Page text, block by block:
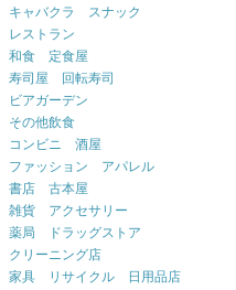
キャバクラ スナック
レストラン
和食 定食屋
寿司屋 回転寿司
ビアガーデン
その他飲食
コンビニ 酒屋
ファッション アパレル
書店 古本屋
雑貨 アクセサリー
薬局 ドラッグストア
クリーニング店
家具 リサイクル 日用品店